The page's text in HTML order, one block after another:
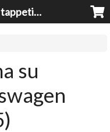
Braccioli per auto, tappeti auto, accessori auto MADE IN ITALY - Armrests, Mittelarmlehnen, Accoundoirs
su